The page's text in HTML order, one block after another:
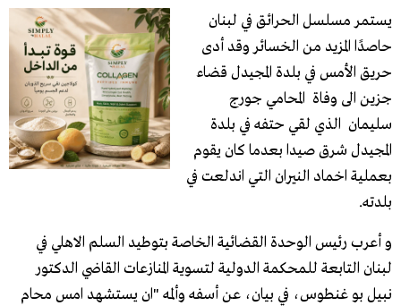
يستمر مسلسل الحرائق في لبنان
حاصدًا المزيد من الخسائر وقد أدى
حريق الأمس في بلدة المجيدل قضاء
جزين الى وفاة المحامي جورج
سليمان الذي لقي حتفه في بلدة
المجيدل شرق صيدا بعدما كان يقوم
بعملية اخماد النيران التي اندلعت في
بلدته.
و أعرب رئيس الوحدة القضائية الخاصة بتوطيد السلم الاهلي في
لبنان التابعة للمحكمة الدولية لتسوية المنازعات القاضي الدكتور
نبيل بو غنطوس، في بيان، عن أسفه وألمه "ان يستشهد امس محام